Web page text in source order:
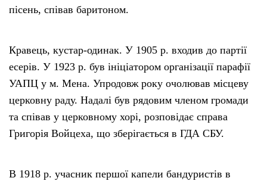
пісень, співав баритоном.
Кравець, кустар-одинак. У 1905 р. входив до партії
есерів. У 1923 р. був ініціатором організації парафії
УАПЦ у м. Мена. Упродовж року очолював місцеву
церковну раду. Надалі був рядовим членом громади
та співав у церковному хорі, розповідає справа
Григорія Войцеха, що зберігається в ГДА СБУ.
В 1918 р. учасник першої капели бандуристів в